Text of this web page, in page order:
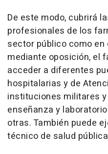
De este modo, cubrirá
profesionales de los
sector público como en
mediante oposición, el
acceder a diferentes
hospitalarias y de
instituciones militares
enseñanza y
otras. También puede
técnico de salud